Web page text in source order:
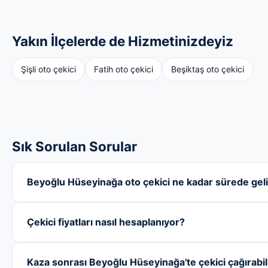
Yakın İlçelerde de Hizmetinizdeyiz
Şişli oto çekici Fatih oto çekici Beşiktaş oto çekici
Sık Sorulan Sorular
Beyoğlu Hüseyinağa oto çekici ne kadar sürede
Çekici fiyatları nasıl hesaplanıyor?
Kaza sonrası Beyoğlu Hüseyinağa'te çekici